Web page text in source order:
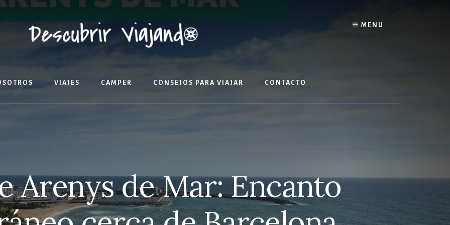
MENU
VIAJES CAMPER CONSEJOS PARA VIAJAR CONTACTO
Arenys de Mar: Encanto